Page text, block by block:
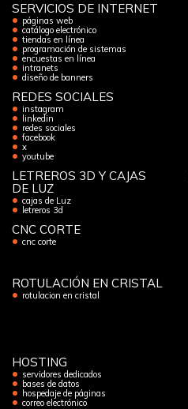
SERVICIOS DE INTERNET
páginas web
catálogo electrónico
tiendas en línea
programación de sistemas
encuestas en línea
intranets
diseño de banners
REDES SOCIALES
instagram
linkedin
redes sociales
facebook
x
youtube
LETREROS 3D Y CAJAS
DE LUZ
cajas de Luz
letreros 3d
CNC CORTE
cnc corte
ROTULACIÓN EN CRISTAL
rotulacion en cristal
HOSTING
servidores dedicados
bases de datos
hospedaje de páginas
correo electrónico